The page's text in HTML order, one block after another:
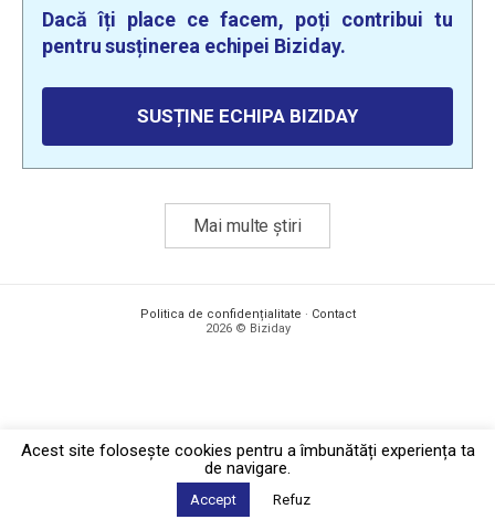
Dacă îți place ce facem, poți contribui tu
pentru susținerea echipei Biziday.
SUSȚINE ECHIPA BIZIDAY
Mai multe știri
Politica de confidențialitate · Contact
2026 © Biziday
Acest site foloseşte cookies pentru a îmbunătăți experiența ta
de navigare.
Accept Refuz